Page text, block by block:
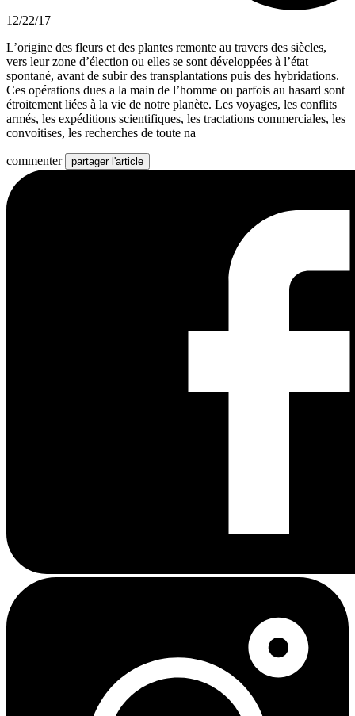
12/22/17
L’origine des fleurs et des plantes remonte au travers des siècles,
vers leur zone d’élection ou elles se sont développées à l’état
spontané, avant de subir des transplantations puis des hybridations.
Ces opérations dues a la main de l’homme ou parfois au hasard sont
étroitement liées à la vie de notre planète. Les voyages, les conflits
armés, les expéditions scientifiques, les tractations commerciales, les
convoitises, les recherches de toute na
commenter partager l'article